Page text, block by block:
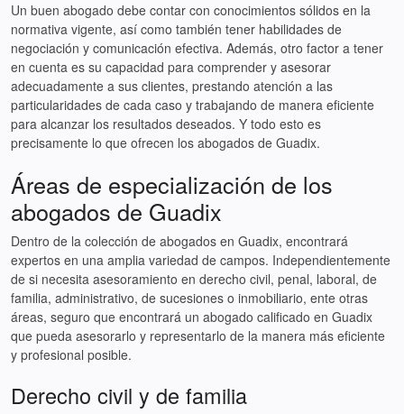
Un buen abogado debe contar con conocimientos sólidos en la
normativa vigente, así como también tener habilidades de
negociación y comunicación efectiva. Además, otro factor a tener
en cuenta es su capacidad para comprender y asesorar
adecuadamente a sus clientes, prestando atención a las
particularidades de cada caso y trabajando de manera eficiente
para alcanzar los resultados deseados. Y todo esto es
precisamente lo que ofrecen los abogados de Guadix.
Áreas de especialización de los
abogados de Guadix
Dentro de la colección de abogados en Guadix, encontrará
expertos en una amplia variedad de campos. Independientemente
de si necesita asesoramiento en derecho civil, penal, laboral, de
familia, administrativo, de sucesiones o inmobiliario, ente otras
áreas, seguro que encontrará un abogado calificado en Guadix
que pueda asesorarlo y representarlo de la manera más eficiente
y profesional posible.
Derecho civil y de familia